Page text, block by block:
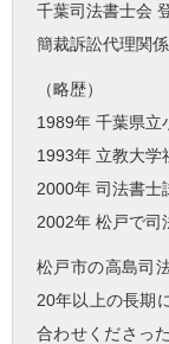
千葉司法書士会
簡裁訴訟代理関
（略歴）
1989年 千葉県立
1993年 立教大学
2000年 司法書士
2002年 松戸で司
松戸市の高島司
20年以上の長期
合わせくださっ